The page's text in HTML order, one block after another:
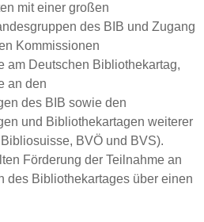
mit einer großen
des BIB und Zugang
Kommissionen
am Deutschen Bibliothekartag,
an den
des BIB sowie den
und Bibliothekartagen weiterer
BVÖ und BVS).
Förderung der Teilnahme an
des Bibliothekartages über einen